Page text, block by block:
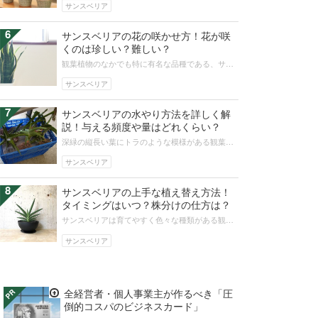
サンスベリア
印象ですが、水不足になるとさまざま...
6
サンスベリア
サンスベリアの花の咲かせ方！花が咲
くのは珍しい？難しい？
観葉植物のなかでも特に有名な品種である、サン
い花が咲くことでも話題になっていま...
7
サンスベリア
サンスベリアの水やり方法を詳しく解
説！与える頻度や量はどれくらい？
深緑の縦長い葉にトラのような模様がある観葉植
くれる効果が高いと人気があります。...
8
サンスベリア
サンスベリアの上手な植え替え方法！
タイミングはいつ？株分けの仕方は？
サンスベリアは育てやすく色々な種類がある観葉
り増えすぎたりすることもあります。...
全経営者・個人事業主が作るべき「圧
倒的コスパのビジネスカード」